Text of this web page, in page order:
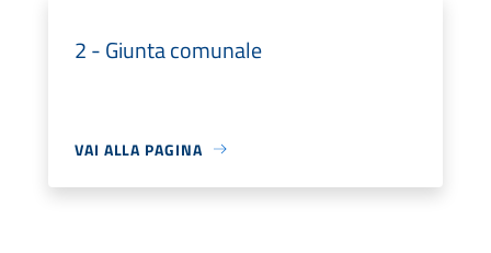
2 - Giunta comunale
VAI ALLA PAGINA